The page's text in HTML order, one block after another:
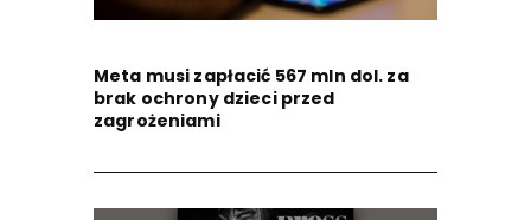
Meta musi zapłacić 567 mln dol. za
brak ochrony dzieci przed
zagrożeniami